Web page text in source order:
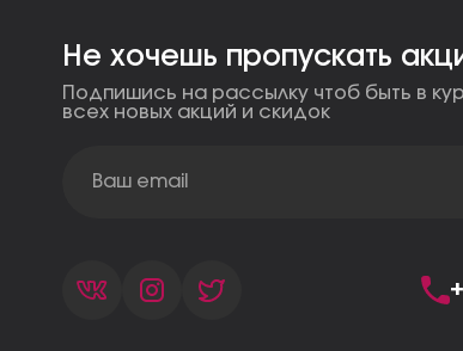
Не хочешь пропускать
Подпишись на рассылку чтоб быть в
всех новых акций и скидок